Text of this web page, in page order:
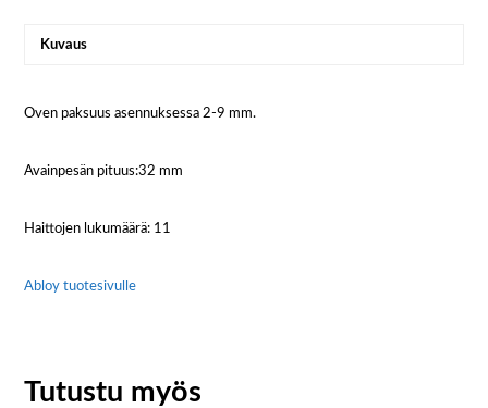
Kuvaus
Oven paksuus asennuksessa 2-9 mm.
Avainpesän pituus:32 mm
Haittojen lukumäärä: 11
Abloy tuotesivulle
Tutustu myös